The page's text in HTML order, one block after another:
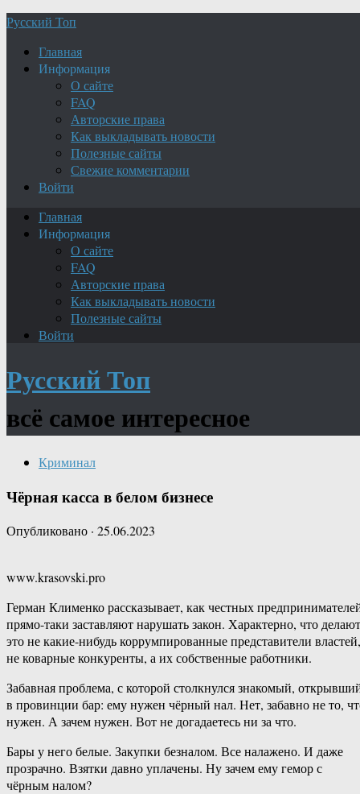
Русский Топ
Главная
Информация
О сайте
FAQ
Авторские права
Как выкладывать новости
Полезные сайты
Свежие комментарии
Войти
Главная
Информация
О сайте
FAQ
Авторские права
Как выкладывать новости
Полезные сайты
Войти
Русский Топ
всё самое интересное
Криминал
Чёрная касса в белом бизнесе
Опубликовано · 25.06.2023
www.krasovski.pro
Герман Клименко рассказывает, как честных
прямо-таки заставляют нарушать закон. Характерно, что делают
это не какие-нибудь коррумпированные представители властей,
не коварные конкуренты, а их собственные работники.
Забавная проблема, с которой столкнулся знакомый,
в провинции бар: ему нужен чёрный нал. Нет, забавно не то,
нужен. А зачем нужен. Вот не догадаетесь ни за что.
Бары у него белые. Закупки безналом. Все налажено. И даже
прозрачно. Взятки давно уплачены. Ну зачем ему гемор с
чёрным налом?